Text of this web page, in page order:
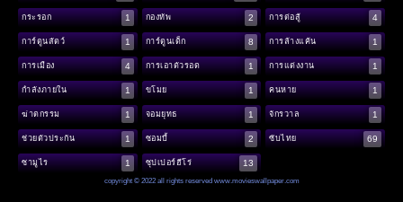
กระรอก 1 กองทัพ 2 การต่อสู้ 4
การ์ตูนสัตว์ 1 การ์ตูนเด็ก 8 การล้างแค้น 1
การเมือง 4 การเอาตัวรอด 1 การแต่งงาน 1
กำลังภายใน 1 ขโมย 1 คนหาย 1
ฆ่าตกรรม 1 จอมยุทธ 1 จักรวาล 1
ช่วยตัวประกัน 1 ซอมบี้ 2 ซับไทย 69
ซามูไร 1 ซุปเปอร์ฮีโร่ 13
copyright © 2022 all rights reserved www.movieswallpaper.com